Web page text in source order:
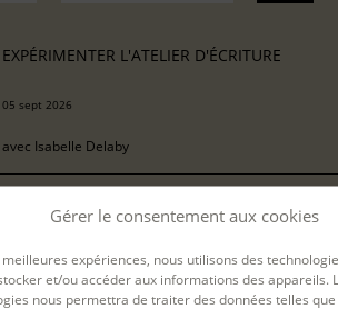
Gérer le consentement aux cookies
expériences, nous utilisons des
et/ou accéder aux informations des appareils.
nous permettra de traiter des données telles
EXPÉRIMENTER L'ATELIER D'ÉCRITURE
05 sept 2026
avec Isabelle Delaby
EXPÉRIMENTER L'ATELIER D'ÉCRITURE
avecIsabelle Rossignol